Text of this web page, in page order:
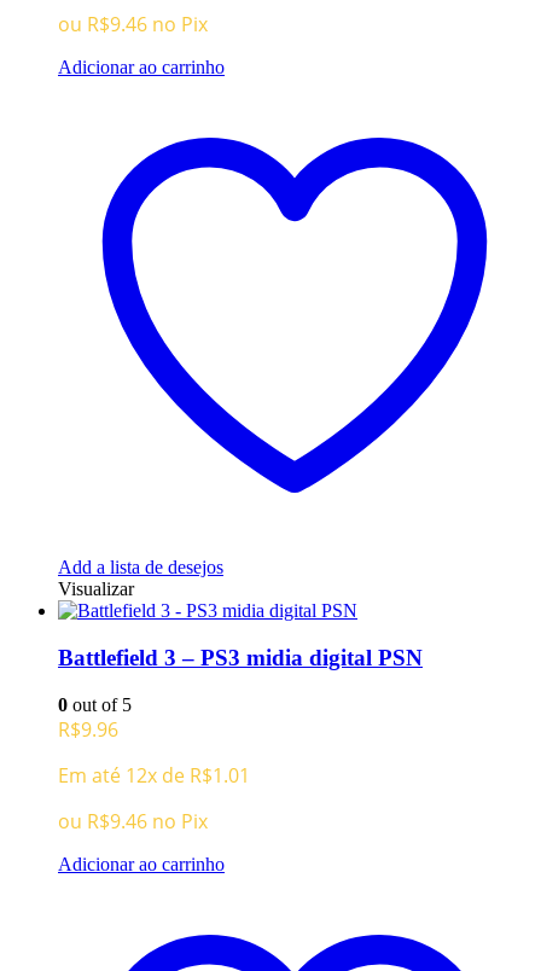
ou R$9.46 no Pix
Adicionar ao carrinho
Add a lista de desejos
Visualizar
Battlefield 3 – PS3 midia digital PSN
0 out of 5
R$9.96
Em até 12x de R$1.01
ou R$9.46 no Pix
Adicionar ao carrinho